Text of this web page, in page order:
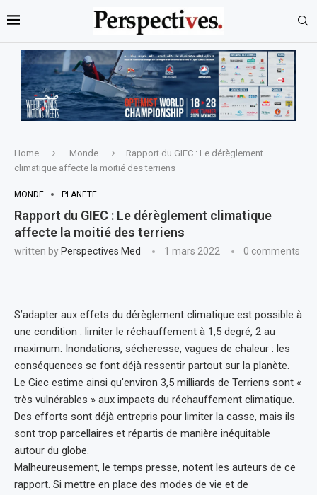
Home Monde
Rapport du GIEC : Le dérèglement
climatique affecte la moitié des terriens
MONDE PLANÈTE
Rapport du GIEC : Le dérèglement climatique
affecte la moitié des terriens
written by Perspectives Med 1 mars 2022 0 comments
S’adapter aux effets du dérèglement climatique est possible à
une condition : limiter le réchauffement à 1,5 degré, 2 au
maximum. Inondations, sécheresse, vagues de chaleur : les
conséquences se font déjà ressentir partout sur la planète.
Le Giec estime ainsi qu’environ 3,5 milliards de Terriens sont «
très vulnérables » aux impacts du réchauffement climatique.
Des efforts sont déjà entrepris pour limiter la casse, mais ils
sont trop parcellaires et répartis de manière inéquitable
autour du globe.
Malheureusement, le temps presse, notent les auteurs de ce
rapport. Si mettre en place des modes de vie et de